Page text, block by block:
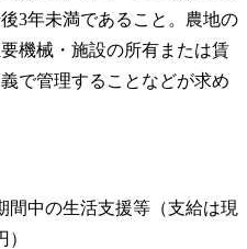
3年未満であること。農地の
機械・施設の所有または賃
で管理することなどが求め
間中の生活支援等（支給は現